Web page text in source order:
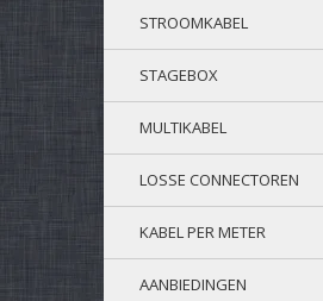
STROOMKABEL
STAGEBOX
MULTIKABEL
LOSSE CONNECTOREN
KABEL PER METER
AANBIEDINGEN